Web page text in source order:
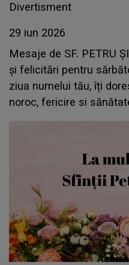
Divertisment
29 iun 2026
Mesaje de SF. PETRU
și felicitări pentru
ziua numelui tău, îți
noroc, fericire si
toate dorințele. La mulți